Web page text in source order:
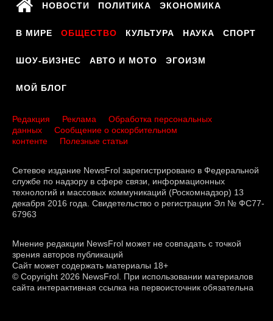
НОВОСТИ ПОЛИТИКА ЭКОНОМИКА
В МИРЕ ОБЩЕСТВО КУЛЬТУРА НАУКА СПОРТ
ШОУ-БИЗНЕС АВТО И МОТО ЭГОИЗМ
МОЙ БЛОГ
Редакция Реклама
Обработка персональных
данных
Сообщение о оскорбительном
контенте
Полезные статьи
Сетевое издание NewsFrol зарегистрировано в Федеральной
службе по надзору в сфере связи, информационных
технологий и массовых коммуникаций (Роскомнадзор) 13
декабря 2016 года. Свидетельство о регистрации Эл № ФС77-
67963
Мнение редакции NewsFrol может не совпадать с точкой
зрения авторов публикаций
Сайт может содержать материалы 18+
© Copyright 2026 NewsFrol. При использовании материалов
сайта интерактивная ссылка на первоисточник обязательна